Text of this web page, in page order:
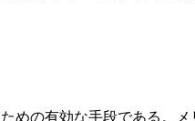
めの有効な手段である。